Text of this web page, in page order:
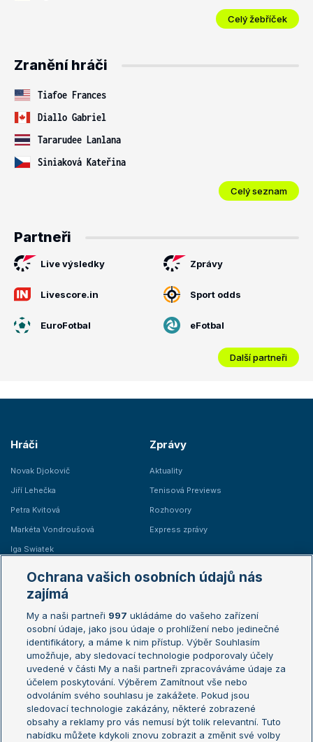
Celý žebříček
Zranění hráči
Tiafoe Frances
Diallo Gabriel
Tararudee Lanlana
Siniaková Kateřina
Celý seznam
Partneři
Live výsledky Zprávy
Livescore.in Sport odds
EuroFotbal eFotbal
Další partneři
Hráči
Novak Djokovič
Jiří Lehečka
Petra Kvitová
Markéta Vondroušová
Iga Swiatek
Zprávy
Aktuality
Tenisová Previews
Rozhovory
Express zprávy
Žebříčky
Žebříček ATP (muži)
Žebříček WTA (ženy)
Sázkařský žebříček
Australian Open
French Open
Wimbledon
US Open
Turnaj mistrů
Turnaj mistryň
Aktualní trendy
Ochrana vašich osobních údajů nás
zajímá
My a naši partneři 997 ukládáme do vašeho zařízení
osobní údaje, jako jsou údaje o prohlížení nebo jedinečné
identifikátory, a máme k nim přístup. Výběr Souhlasím
umožňuje, aby sledovací technologie podporovaly účely
uvedené v části My a naši partneři zpracováváme údaje za
účelem poskytování. Výběrem Zamítnout vše nebo
odvoláním svého souhlasu je zakážete. Pokud jsou
sledovací technologie zakázány, některé zobrazené
obsahy a reklamy pro vás nemusí být tolik relevantní. Tuto
nabídku můžete kdykoli znovu zobrazit a změnit své volby